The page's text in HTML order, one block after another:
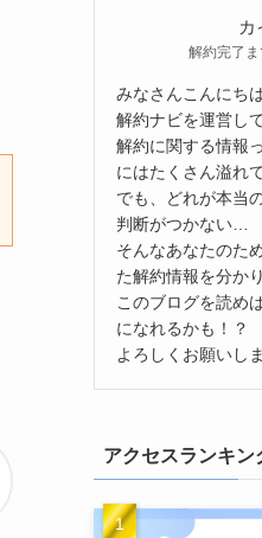
カ
解約完了
みなさんこんにち
解約ナビを運営し
解約に関する情報
にはたくさん溢れ
でも、どれが本当
判断がつかない…
そんなあなたのた
た解約情報を分か
このブログを読め
になれるかも！？
よろしくお願いし
アクセスランキン